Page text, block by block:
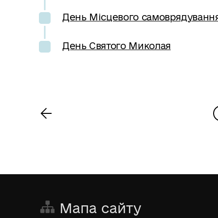
День Місцевого
День Святого Миколая
Мапа сайту